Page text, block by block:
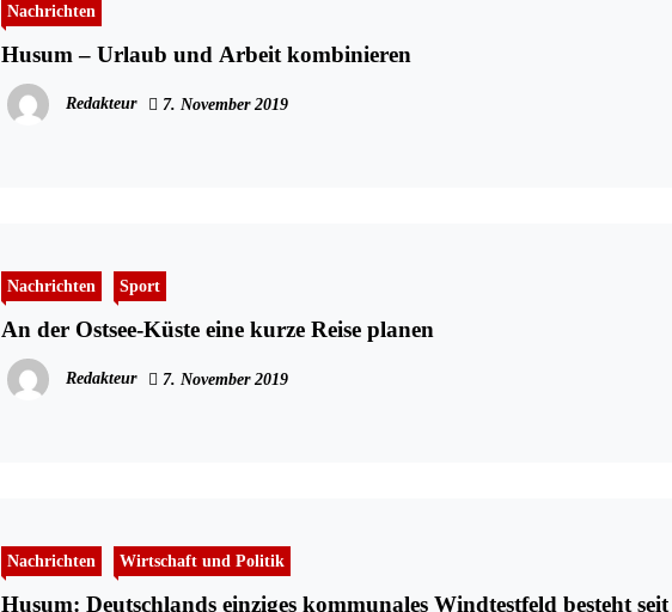
Nachrichten
Husum – Urlaub und Arbeit kombinieren
Redakteur 7. November 2019
Nachrichten Sport
An der Ostsee-Küste eine kurze Reise planen
Redakteur 7. November 2019
Nachrichten Wirtschaft und Politik
Husum: Deutschlands einziges kommunales Windtestfeld besteht seit